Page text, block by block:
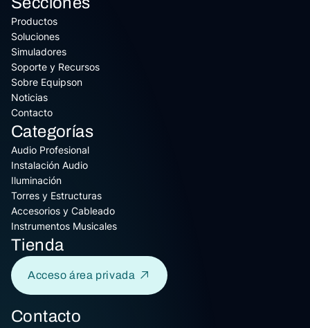
Productos
Soluciones
Simuladores
Soporte y Recursos
Sobre Equipson
Noticias
Contacto
Categorías
Audio Profesional
Instalación Audio
Iluminación
Torres y Estructuras
Accesorios y Cableado
Instrumentos Musicales
Tienda
Acceso área privada
Contacto